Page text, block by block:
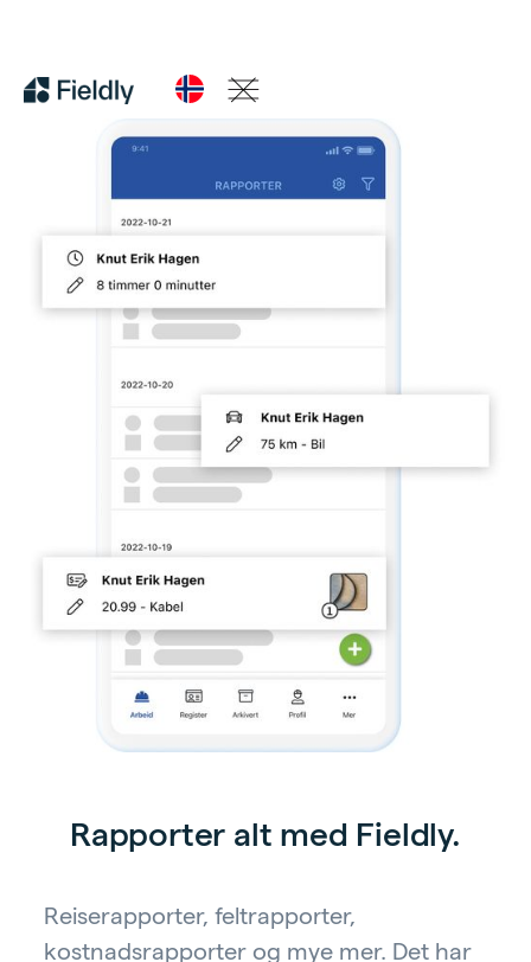
Rapporter alt med Fieldly.
Reiserapporter, feltrapporter,
kostnadsrapporter og mye mer. Det har